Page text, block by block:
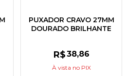
PUXADOR CRAVO 27MM
DOURADO BRILHANTE
R$38,86
À vista no PIX